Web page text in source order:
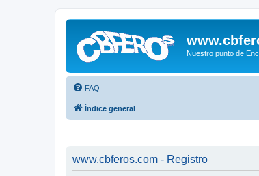
Nuestro punto de
FAQ
Índice general
www.cbferos.com - Registro